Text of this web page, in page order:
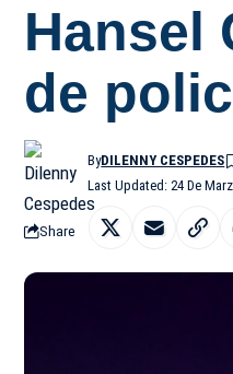
Hansel
de
Last Updated: 24 De
ByDILENNY CESPEDES
Share